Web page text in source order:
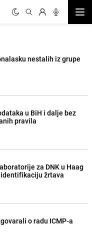
nestalih iz grupe
u BiH i dalje bez
pravila
za DNK u Haag
žrtava
o radu ICMP-a